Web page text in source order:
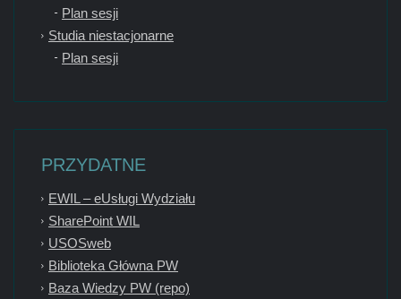
Plan sesji
Studia niestacjonarne
Plan sesji
PRZYDATNE
EWIL – eUsługi Wydziału
SharePoint WIL
USOSweb
Biblioteka Główna PW
Baza Wiedzy PW (repo)